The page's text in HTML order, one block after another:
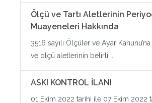
Ölçü ve Tartı Aletlerinin
Muayeneleri Hakkında
3516 sayılı Ölçüler ve Ayar
ve ölçü aletlerinin belirli ...
ASKI KONTROL İLANI
01 Ekim 2022 tarihi ile 07 Ekim 2022